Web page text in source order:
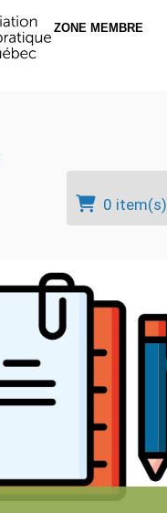
ZONE MEMBRE
0 item(s)